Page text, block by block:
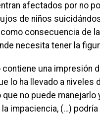
afectados por no
de niños
consecuencia de
necesita tener la
una impresión
lo ha llevado a
no puede
impaciencia, (…)